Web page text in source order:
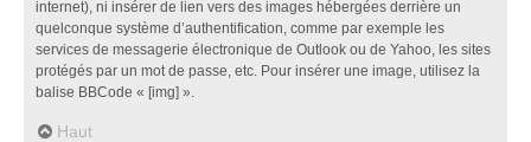
internet), ni insérer de lien vers des images hébergées derrière un
quelconque système d’authentification, comme par exemple les
services de messagerie électronique de Outlook ou de Yahoo, les sites
protégés par un mot de passe, etc. Pour insérer une image, utilisez la
balise BBCode « [img] ».
Haut